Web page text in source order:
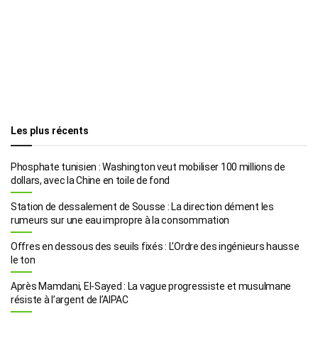
Les plus récents
Phosphate tunisien : Washington veut mobiliser 100 millions de
dollars, avec la Chine en toile de fond
Station de dessalement de Sousse : La direction dément les
rumeurs sur une eau impropre à la consommation
Offres en dessous des seuils fixés : L’Ordre des ingénieurs hausse
le ton
Après Mamdani, El-Sayed : La vague progressiste et musulmane
résiste à l’argent de l’AIPAC